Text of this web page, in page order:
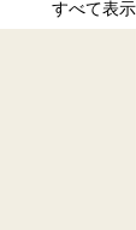
すべて表示